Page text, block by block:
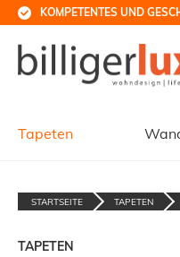
KOMPETENTES UND
Tapeten
STARTSEITE TAPETEN
TAPETEN